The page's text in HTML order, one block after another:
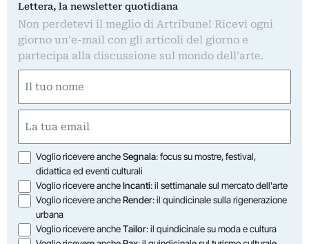
Lettera, la newsletter quotidiana
Non perdetevi il meglio di Artribune! Ricevi ogni
giorno un'e-mail con gli articoli del giorno e
partecipa alla discussione sul mondo dell'arte.
(Required)
First
(Required)
Opzioni
Voglio ricevere ancheSegnala: focus su mostre, festival,
didattica ed eventi culturali
Voglio ricevere ancheIncanti: il settimanale sul mercato dell'arte
Voglio ricevere ancheRender: il quindicinale sulla rigenerazione
urbana
Voglio ricevere ancheTailor: il quindicinale su moda e cultura